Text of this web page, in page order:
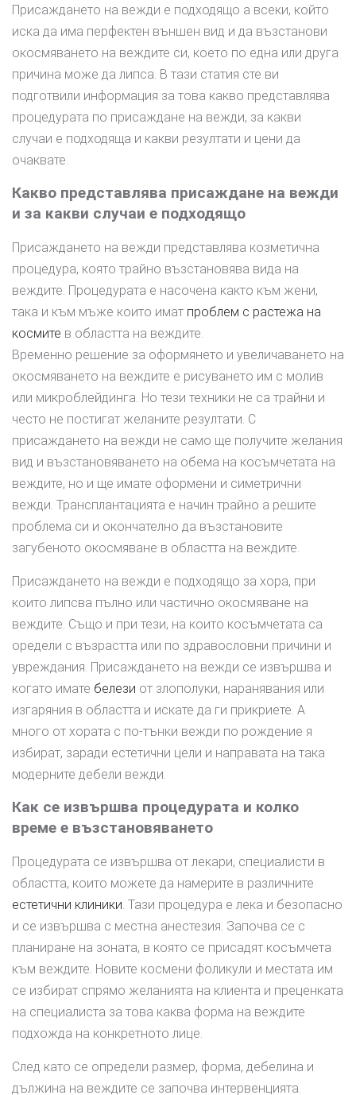
Присаждането на вежди е подходящо а всеки, който
иска да има перфектен външен вид и да възстанови
окосмяването на веждите си, което по една или друга
причина може да липса. В тази статия сте ви
подготвили информация за това какво представлява
процедурата по присаждане на вежди, за какви
случаи е подходяща и какви резултати и цени да
очаквате.
Какво представлява присаждане на вежди
и за какви случаи е подходящо
Присаждането на вежди представлява козметична
процедура, която трайно възстановява вида на
веждите. Процедурата е насочена както към жени,
така и към мъже които имат проблем с растежа на
космите в областта на веждите.
Временно решение за оформянето и увеличаването на
окосмяването на веждите е рисуването им с молив
или микроблейдинга. Но тези техники не са трайни и
често не постигат желаните резултати. С
присаждането на вежди не само ще получите желания
вид и възстановяването на обема на косъмчетата на
веждите, но и ще имате оформени и симетрични
вежди. Трансплантацията е начин трайно а решите
проблема си и окончателно да възстановите
загубеното окосмяване в областта на веждите.
Присаждането на вежди е подходящо за хора, при
които липсва пълно или частично окосмяване на
веждите. Също и при тези, на които косъмчетата са
оредели с възрастта или по здравословни причини и
увреждания. Присаждането на вежди се извършва и
когато имате белези от злополуки, наранявания или
изгаряния в областта и искате да ги прикриете. А
много от хората с по-тънки вежди по рождение я
избират, заради естетични цели и направата на така
модерните дебели вежди.
Как се извършва процедурата и колко
време е възстановяването
Процедурата се извършва от лекари, специалисти в
областта, които можете да намерите в различните
естетични клиники. Тази процедура е лека и безопасно
и се извършва с местна анестезия. Започва се с
планиране на зоната, в която се присадят косъмчета
към веждите. Новите космени фоликули и местата им
се избират спрямо желанията на клиента и преценката
на специалиста за това каква форма на веждите
подхожда на конкретното лице.
След като се определи размер, форма, дебелина и
дължина на веждите се започва интервенцията.